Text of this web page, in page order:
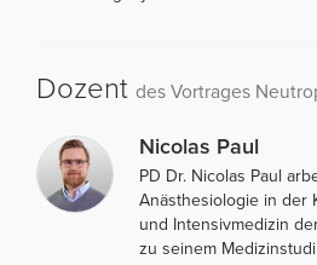
Dozent des Vortrages
Nicolas Paul
PD Dr. Nicolas Paul
Anästhesiologie in der
und Intensivmedizin
zu seinem